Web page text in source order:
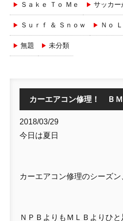
Ｓａｋｅ Ｔｏ Ｍｅ サッカー
Ｓｕｒｆ ＆ Ｓｎｏｗ Ｎｏ
無題 未分類
カーエアコン修理！ ＢＭ
2018/03/29
今日は夏日
カーエアコン修理のシーズ
ＮＰＢよりもＭＬＢよりひ